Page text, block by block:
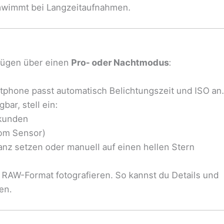
bei Langzeitaufnahmen.
über einen Pro- oder Nachtmodus:
passt automatisch Belichtungszeit und ISO an.
stell ein:
Sensor)
setzen oder manuell auf einen hellen Stern
Format fotografieren. So kannst du Details und